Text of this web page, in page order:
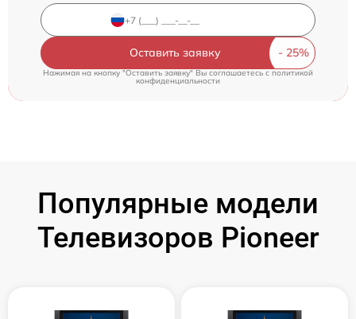
Оставить заявку
Нажимая на кнопку "Оставить заявку" Вы соглашаетесь cполитикой
конфиденциальности
Популярные модели
Телевизоров Pioneer